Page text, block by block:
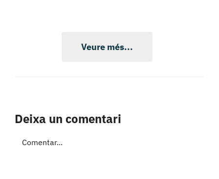
Veure més...
Deixa un comentari
Comment